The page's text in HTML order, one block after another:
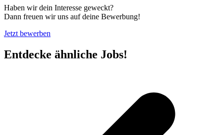
Haben wir dein Interesse geweckt?
Dann freuen wir uns auf deine Bewerbung!
Jetzt bewerben
Entdecke ähnliche Jobs!